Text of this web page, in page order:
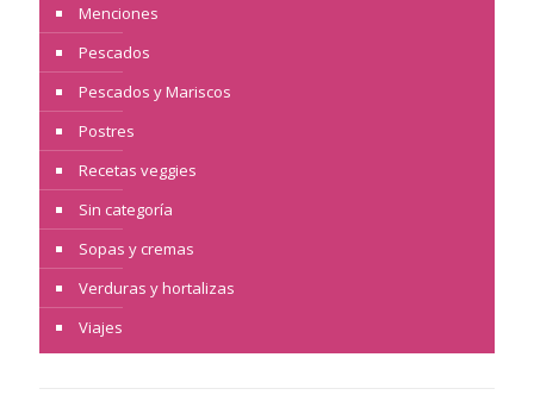
Menciones
Pescados
Pescados y Mariscos
Postres
Recetas veggies
Sin categoría
Sopas y cremas
Verduras y hortalizas
Viajes